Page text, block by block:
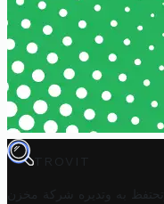
TROVIT
به وتديره
شركة مخزن